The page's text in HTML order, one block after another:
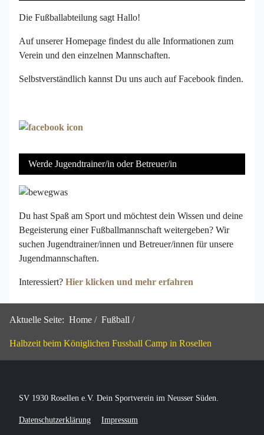
Die Fußballabteilung sagt Hallo!
Auf unserer Homepage findest du alle Informationen zum
Verein und den einzelnen Mannschaften.
Selbstverständlich kannst Du uns auch auf Facebook finden.
Werde Jugendtrainer/in oder Betreuer/in
Du hast Spaß am Sport und möchtest dein Wissen und deine
Begeisterung einer Fußballmannschaft weitergeben? Wir
suchen Jugendtrainer/innen und Betreuer/innen für unsere
Jugendmannschaften.
Interessiert? Hier klicken und mehr erfahren
Aktuelle Seite: Home Fußball
Halbzeit beim Königlichen Fussball Camp in Rosellen
SV 1930 Rosellen e.V. Dein Sportverein im Neusser Süden.
Datenschutzerklärung Impressum